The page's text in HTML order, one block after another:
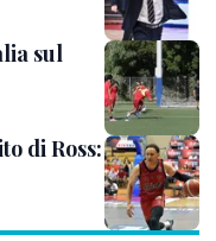
sul
di Ross: